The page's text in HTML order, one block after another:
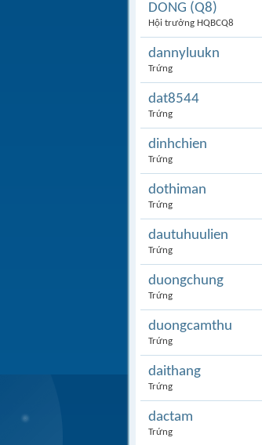
DONG (Q8)
Hội trưởng HQBCQ8
dannyluukn
Trứng
dat8544
Trứng
dinhchien
Trứng
dothiman
Trứng
dautuhuulien
Trứng
duongchung
Trứng
duongcamthu
Trứng
daithang
Trứng
dactam
Trứng